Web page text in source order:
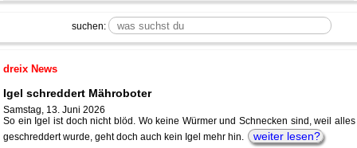
suchen:
dreix News
Igel schreddert Mähroboter
Samstag, 13. Juni 2026
So ein Igel ist doch nicht blöd. Wo keine Würmer und Schnecken sind, weil alles
geschreddert wurde, geht doch auch kein Igel mehr hin.
weiter lesen?